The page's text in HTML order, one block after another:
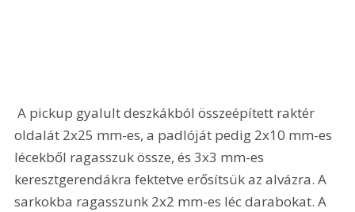
A pickup gyalult deszkákból összeépített raktér
oldalát 2x25 mm-es, a padlóját pedig 2x10 mm-es
lécekből ragasszuk össze, és 3x3 mm-es
keresztgerendákra fektetve erősítsük az alvázra. A
sarkokba ragasszunk 2x2 mm-es léc darabokat. A